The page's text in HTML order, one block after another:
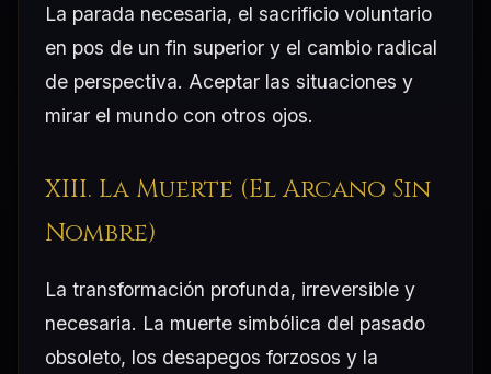
La parada necesaria, el sacrificio voluntario
en pos de un fin superior y el cambio radical
de perspectiva. Aceptar las situaciones y
mirar el mundo con otros ojos.
XIII. La Muerte (El Arcano Sin
Nombre)
La transformación profunda, irreversible y
necesaria. La muerte simbólica del pasado
obsoleto, los desapegos forzosos y la